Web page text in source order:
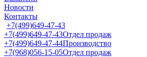
Новости
Контакты
+7(499)649-47-43
+7(499)649-47-43Отдел продаж
+7(499)649-47-44Производство
+7(968)056-15-05Отдел продаж